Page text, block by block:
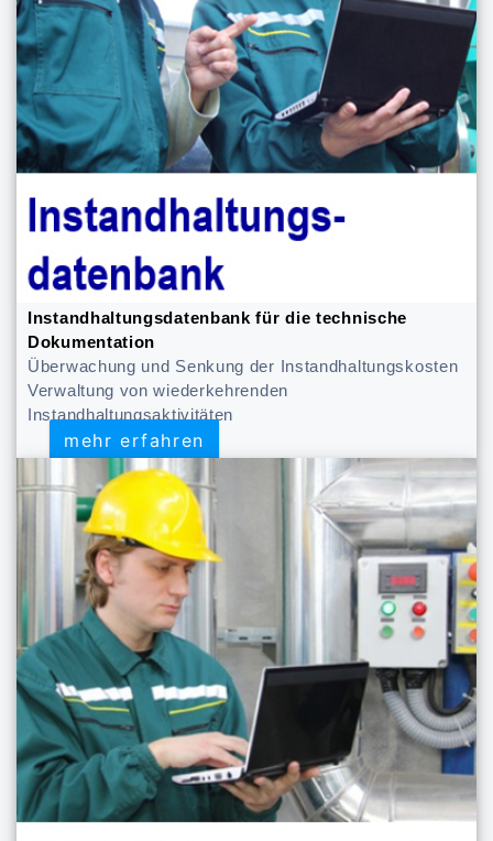
Instandhaltungsdatenbank für die technische
Dokumentation
Überwachung und Senkung der Instandhaltungskosten
Verwaltung von wiederkehrenden
Instandhaltungsaktivitäten
mehr erfahren
mehr erfahren